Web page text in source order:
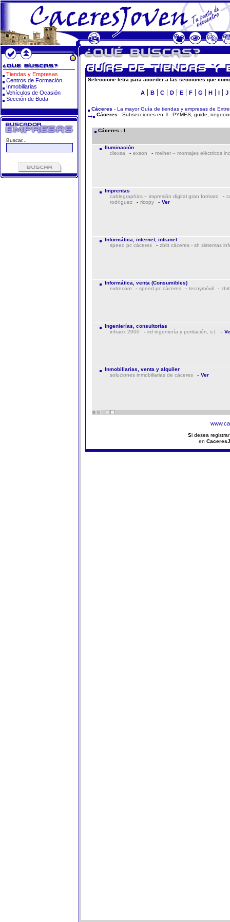
Tiendas y Empresas
Centros de Formación
Inmobiliarias
Vehículos de Ocasión
Sección de Boda
Buscar...
Seleccione letra para acceder a las secciones que
A| B| C| D| E| F| G | H| I| J
Cáceres - La mayor Guía de tiendas y empresas de
Cáceres - Subsecciones en: I - PYMES, guide,
Cáceres - I
Iluminación
diexsa
- exson - meiher – montajes eléctricos
Imprentas
cablegraphics – impresión digital gran formato
-
rodríguez
- ricopy - Ver
Informática, internet, intranet
speed pc cáceres
- zbitt cáceres - sh sistemas
Informática, venta (Consumibles)
extrecom
- speed pc cáceres - tecnymóvil -
Ingenierías, consultorías
infraex 2000
- ird ingeniería y peritación, s.l. -
Inmobiliarias, venta y alquiler
soluciones inmobiliarias de cáceres
- Ver
Si desea
en